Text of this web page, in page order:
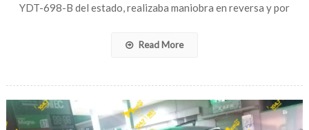
vial
YDT-698-B del estado, realizaba maniobra en reversa y por
Read More